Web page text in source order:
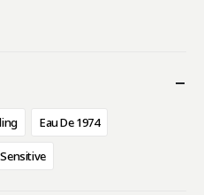
Eau De 1974